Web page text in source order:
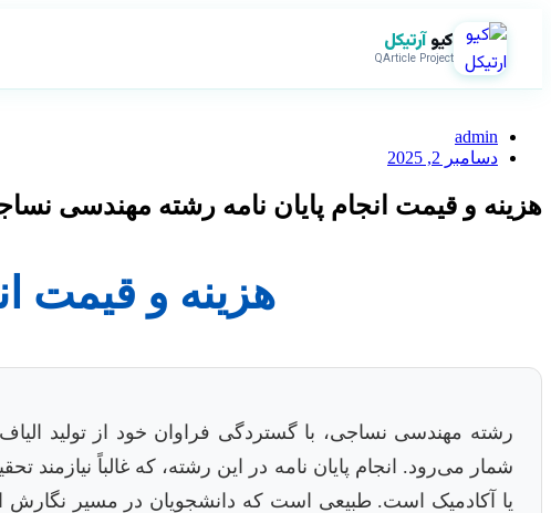
کیوآرتیکل
QArticle Project
admin
دسامبر 2, 2025
هزینه و قیمت انجام پایان نامه رشته مهندسی
هزینه و قیمت
رشته مهندسی نساجی، با گستردگی فراوان خود از تولید
شمار می‌رود. انجام پایان نامه در این رشته، که غالباً
یا آکادمیک است. طبیعی است که دانشجویان در مسیر نگارش